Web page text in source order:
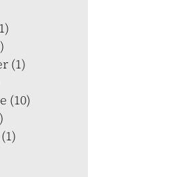
(1)
(10)